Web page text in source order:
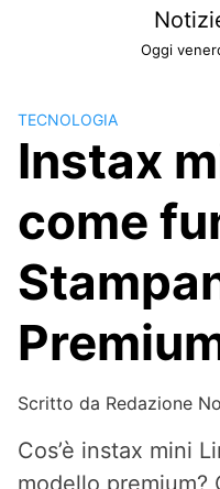
Oggi
TECNOLOGIA
Instax
come
Scritto da Redazione
Cos’è instax mini
modello premium?